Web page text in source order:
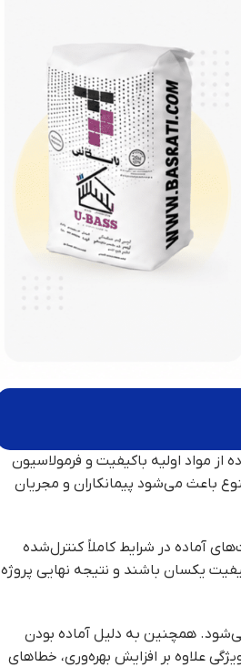
مواد اولیه باکیفیت و فرمولاسیون
باعث می‌شود پیمانکاران و مجریان
آماده در شرایط کاملاً کنترل‌شده
یکسان باشند و نتیجه نهایی پروژه
همچنین به دلیل آماده بودن
علاوه بر افزایش بهره‌وری، خطاهای